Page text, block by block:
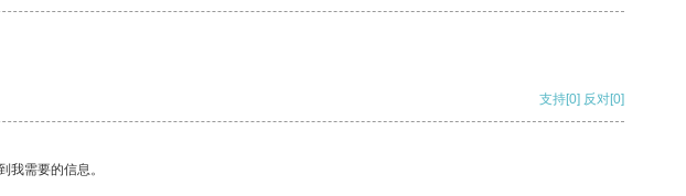
支持[0] 反对[0]
需要的信息。